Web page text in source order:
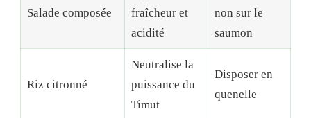
Salade composée
fraîcheur et
acidité
non sur le
saumon
Riz citronné
Neutralise la
puissance du
Timut
Disposer en
quenelle